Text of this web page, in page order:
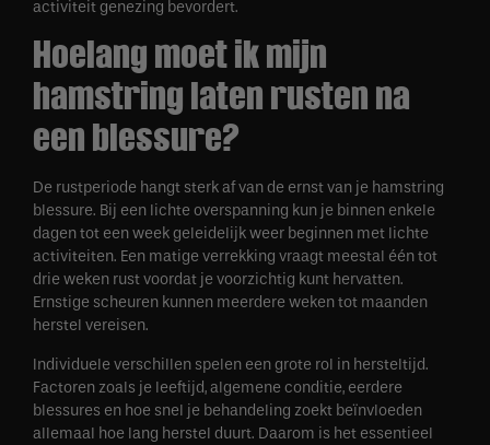
activiteit genezing bevordert.
Hoelang moet ik mijn
hamstring laten rusten na
een blessure?
De rustperiode hangt sterk af van de ernst van je hamstring
blessure. Bij een lichte overspanning kun je binnen enkele
dagen tot een week geleidelijk weer beginnen met lichte
activiteiten. Een matige verrekking vraagt meestal één tot
drie weken rust voordat je voorzichtig kunt hervatten.
Ernstige scheuren kunnen meerdere weken tot maanden
herstel vereisen.
Individuele verschillen spelen een grote rol in hersteltijd.
Factoren zoals je leeftijd, algemene conditie, eerdere
blessures en hoe snel je behandeling zoekt beïnvloeden
allemaal hoe lang herstel duurt. Daarom is het essentieel